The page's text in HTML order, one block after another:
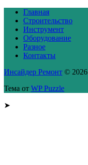
Главная
Строительство
Инструмент
Оборудование
Разное
Контакты
Инсайдер Ремонт © 2026
Тема от WP Puzzle
➤